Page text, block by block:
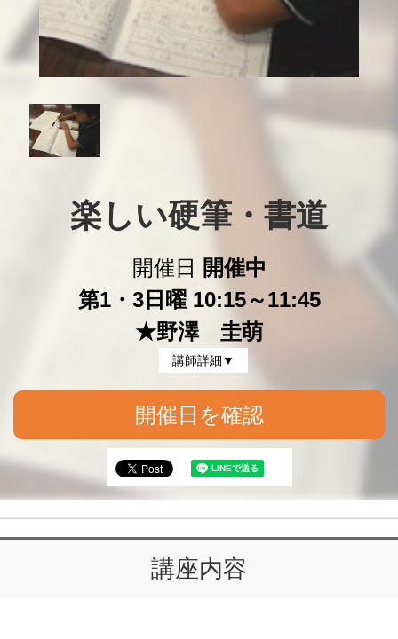
楽しい硬筆・書道
開催日
開催中
第1・3日曜 10:15～11:45
★野澤 圭萌
講師詳細▼
開催日を確認
講座内容